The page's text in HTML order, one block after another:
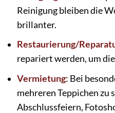
Reinigung bleiben die
brillanter.
Restaurierung/
repariert werden, um
Vermietung: Bei
mehreren Teppichen zu
Abschlussfeiern,